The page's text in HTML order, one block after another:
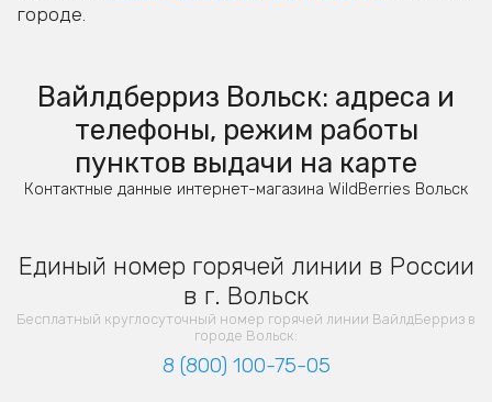
городе.
Вайлдберриз Вольск: адреса и
телефоны, режим работы
пунктов выдачи на карте
Контактные данные интернет-магазина WildBerries Вольск
Единый номер горячей линии в России
в г. Вольск
Бесплатный круглосуточный номер горячей линии ВайлдБерриз в
городе Вольск:
8 (800) 100-75-05